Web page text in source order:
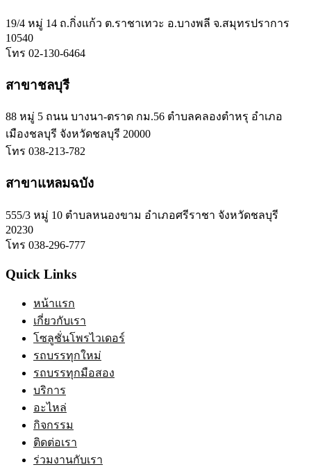
19/4 หมู่ 14 ถ.กิ่งแก้ว ต.ราชาเทวะ อ.บางพลี จ.สมุทรปราการ
10540
โทร 02-130-6464
สาขาชลบุรี
88 หมู่ 5 ถนน บางนา-ตราด กม.56 ตำบลคลองตำหรุ อำเภอ
เมืองชลบุรี จังหวัดชลบุรี 20000
โทร 038-213-782
สาขาแหลมฉบัง
555/3 หมู่ 10 ตำบลหนองขาม อำเภอศรีราชา จังหวัดชลบุรี
20230
โทร 038-296-777
Quick Links
หน้าแรก
เกี่ยวกับเรา
โซลูชั่นโพรไวเดอร์
รถบรรทุกใหม่
รถบรรทุกมือสอง
บริการ
อะไหล่
กิจกรรม
ติดต่อเรา
ร่วมงานกับเรา